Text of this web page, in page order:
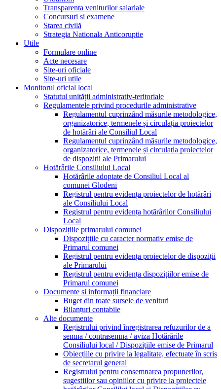
Transparenta veniturilor salariale
Concursuri si examene
Starea civilă
Strategia Nationala Anticoruptie
Utile
Formulare online
Acte necesare
Site-uri oficiale
Site-uri utile
Monitorul oficial local
Statutul unității administrativ-teritoriale
Regulamentele privind procedurile administrative
Regulamentul cuprinzând măsurile metodologice,
organizatorice, termenele și circulația proiectelor
de hotărâri ale Consiliul Local
Regulamentul cuprinzând măsurile metodologice,
organizatorice, termenele și circulația proiectelor
de dispoziții ale Primarului
Hotărârile Consiliului Local
Hotărârile adoptate de Consiliul Local al
comunei Glodeni
Registrul pentru evidența proiectelor de hotărâri
ale Consiliului Local
Registrul pentru evidența hotărârilor Consiliului
Local
Dispozițiile primarului comunei
Dispozițiile cu caracter normativ emise de
Primarul comunei
Registrul pentru evidența proiectelor de dispoziții
ale Primarului
Registrul pentru evidența dispozițiilor emise de
Primarul comunei
Documente și informații financiare
Buget din toate sursele de venituri
Bilanțuri contabile
Alte documente
Registrului privind înregistrarea refuzurilor de a
semna / contrasemna / aviza Hotărârile
Consiliului local / Dispozițiile emise de Primarul
Obiecțiile cu privire la legalitate, efectuate în scris
de secretarul general
Registrului pentru consemnarea propunerilor,
sugestiilor sau opiniilor cu privire la proiectele